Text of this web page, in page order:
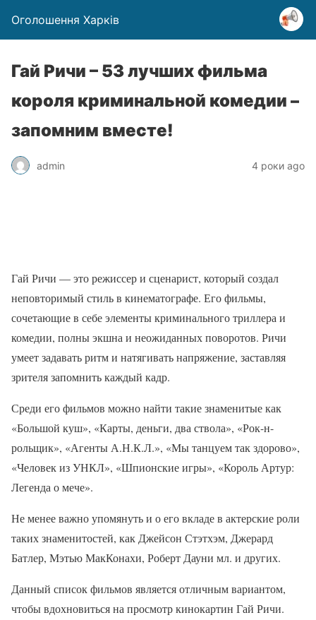
Оголошення Харків
Гай Ричи – 53 лучших фильма
короля криминальной комедии –
запомним вместе!
admin 4 роки ago
Гай Ричи — это режиссер и сценарист, который создал
неповторимый стиль в кинематографе. Его фильмы,
сочетающие в себе элементы криминального триллера и
комедии, полны экшна и неожиданных поворотов. Ричи
умеет задавать ритм и натягивать напряжение, заставляя
зрителя запомнить каждый кадр.
Среди его фильмов можно найти такие знаменитые как
«Большой куш», «Карты, деньги, два ствола», «Рок-н-
рольщик», «Агенты А.Н.К.Л.», «Мы танцуем так здорово»,
«Человек из УНКЛ», «Шпионские игры», «Король Артур:
Легенда о мече».
Не менее важно упомянуть и о его вкладе в актерские роли
таких знаменитостей, как Джейсон Стэтхэм, Джерард
Батлер, Мэтью МакКонахи, Роберт Дауни мл. и других.
Данный список фильмов является отличным вариантом,
чтобы вдохновиться на просмотр кинокартин Гай Ричи.